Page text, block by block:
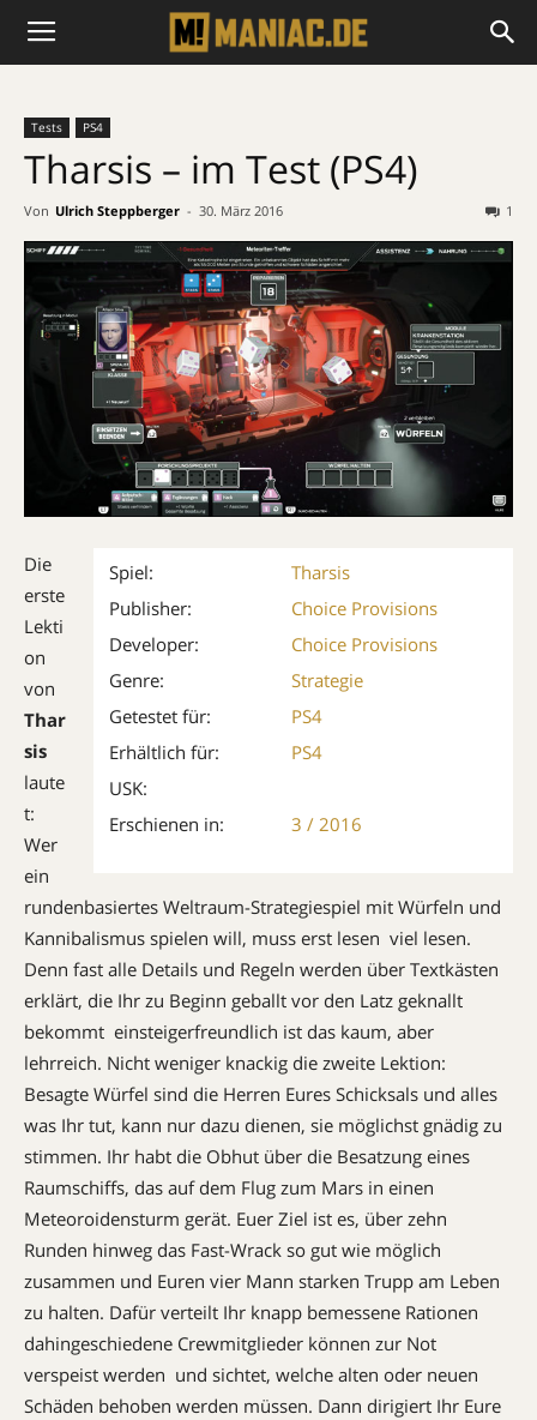
Tests PS4
Tharsis – im Test (PS4)
Von Ulrich Steppberger - 30. März 2016 1
Spiel:
Tharsis
Publisher:
Choice Provisions
Developer:
Choice Provisions
Genre:
Strategie
Getestet für:
PS4
Erhältlich für:
PS4
USK:
Erschienen in:
3 / 2016
Die
erste
Lekti
on
von
Thar
sis
laute
t:
Wer
ein
rundenbasiertes Weltraum-Strategiespiel mit Würfeln und
Kannibalismus spielen will, muss erst lesen  viel lesen.
Denn fast alle Details und Regeln werden über Textkästen
erklärt, die Ihr zu Beginn geballt vor den Latz geknallt
bekommt  einsteigerfreundlich ist das kaum, aber
lehrreich. Nicht weniger knackig die zweite Lektion:
Besagte Würfel sind die Herren Eures Schicksals und alles
was Ihr tut, kann nur dazu dienen, sie möglichst gnädig zu
stimmen. Ihr habt die Obhut über die Besatzung eines
Raumschiffs, das auf dem Flug zum Mars in einen
Meteoroidensturm gerät. Euer Ziel ist es, über zehn
Runden hinweg das Fast-Wrack so gut wie möglich
zusammen und Euren vier Mann starken Trupp am Leben
zu halten. Dafür verteilt Ihr knapp bemessene Rationen 
dahingeschiedene Crewmitglieder können zur Not
verspeist werden  und sichtet, welche alten oder neuen
Schäden behoben werden müssen. Dann dirigiert Ihr Eure